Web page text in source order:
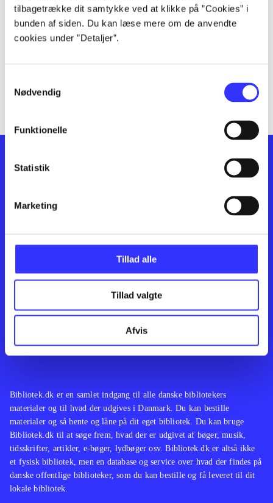
tilbagetrække dit samtykke ved at klikke på ”Cookies” i
bunden af siden. Du kan læse mere om de anvendte
cookies under ”Detaljer”.
Nødvendig
Funktionelle
Statistik
Marketing
Tillad alle
Tillad valgte
Afvis
lorem ipsum dolor sit amet ...
lorem ipsum dolor sit amet ...
lorem ipsum dolor sit amet ...
lorem ipsum dolor sit amet ...
Feedback
Bibliotek.dk er en samlet indgang til alle danske bibliotekers
materialer og til hvad der udgives i Danmark. Du kan bestille
materialer og så hente og låne på dit eget bibliotek. Du kan bruge
Bibliotek.dk til at søge frem, hvad der er udgivet af bøger, musik,
tidsskrifter, artikler, e-bøger, lydbøger osv. Bibliotek.dk er altså ikke
et fysisk bibliotek, men en database og service over hvad der findes på
danske offentlige biblioteker, som du kan bestille og få leveret til dit
lokale bibliotek.
Kontakt os
English
Artikler
Film
Musik
Noder